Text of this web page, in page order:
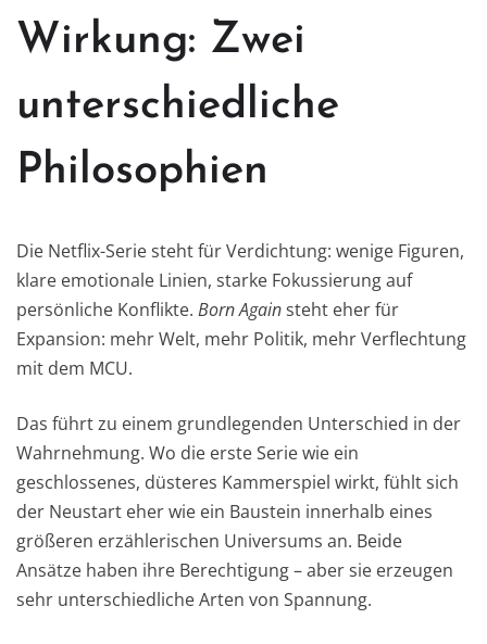
Wirkung: Zwei
unterschiedliche
Philosophien
Die Netflix-Serie steht für Verdichtung: wenige Figuren,
klare emotionale Linien, starke Fokussierung auf
persönliche Konflikte. Born Againsteht eher für
Expansion: mehr Welt, mehr Politik, mehr Verflechtung
mit dem MCU.
Das führt zu einem grundlegenden Unterschied in der
Wahrnehmung. Wo die erste Serie wie ein
geschlossenes, düsteres Kammerspiel wirkt, fühlt sich
der Neustart eher wie ein Baustein innerhalb eines
größeren erzählerischen Universums an. Beide
Ansätze haben ihre Berechtigung – aber sie erzeugen
sehr unterschiedliche Arten von Spannung.